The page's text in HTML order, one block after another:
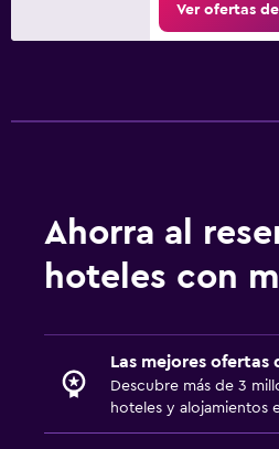
Ver ofertas
Ahorra al
hoteles con
Las mejores ofertas
Descubre más de 3
hoteles y alojamientos